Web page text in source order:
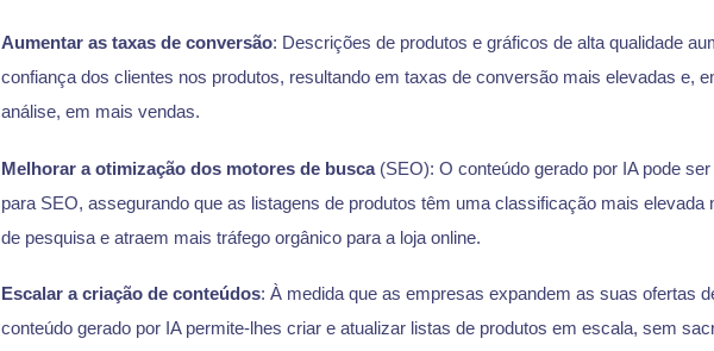
Aumentar as taxas de conversão: Descrições de produtos e gráficos de alta qualidade
confiança dos clientes nos produtos, resultando em taxas de conversão mais elevadas e,
análise, em mais vendas.
Melhorar a otimização dos motores de busca(SEO): O conteúdo gerado por IA pode
para SEO, assegurando que as listagens de produtos têm uma classificação mais elevada
de pesquisa e atraem mais tráfego orgânico para a loja online.
Escalar a criação de conteúdos: À medida que as empresas expandem as suas ofertas
conteúdo gerado por IA permite-lhes criar e atualizar listas de produtos em escala, sem